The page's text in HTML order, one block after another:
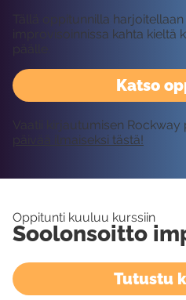
Katso
Tällä oppitunnilla
improvisoinnissa kahta kieltä
päälle.
Vaatii kirjautumisen Rockway
päivää ilmaiseksi tästä!
Oppitunti kuuluu kurssiin
Soolonsoitto
Tutustu